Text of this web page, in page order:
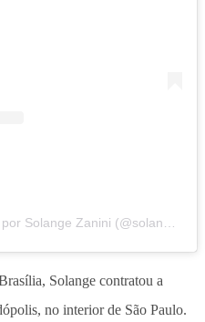
Solange contratou a
no interior de São Paulo.